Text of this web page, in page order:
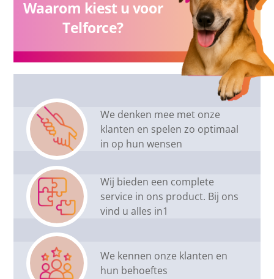
Waarom kiest u voor
Telforce?
We denken mee met onze
klanten en spelen zo optimaal
in op hun wensen
Wij bieden een complete
service in ons product. Bij ons
vind u alles in1
We kennen onze klanten en
hun behoeftes